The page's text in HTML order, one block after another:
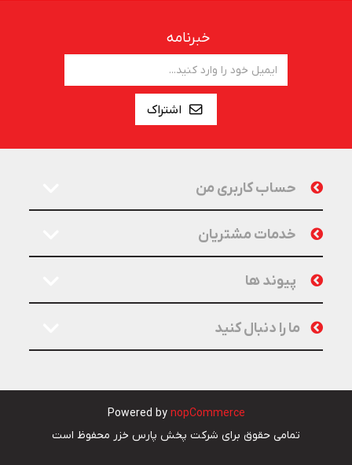
خبرنامه
اشتراک
حساب کاربری من
خدمات مشتریان
پیوند ها
ما را دنبال کنید
Powered by nopCommerce
تمامی حقوق برای شرکت پخش پارس خزر محفوظ است